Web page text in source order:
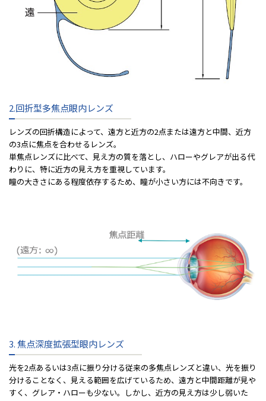
2.回折型多焦点眼内レンズ
レンズの回折構造によって、遠⽅と近⽅の2点または遠⽅と中間、近⽅
の3点に焦点を合わせるレンズ。
単焦点レンズに⽐べて、⾒え⽅の質を落とし、ハローやグレアが出る代
わりに、特に近⽅の⾒え⽅を重視しています。
瞳の⼤きさにある程度依存するため、瞳が⼩さい⽅には不向きです。
3. 焦点深度拡張型眼内レンズ
光を2点あるいは3点に振り分ける従来の多焦点レンズと違い、光を振り
分けることなく、⾒える範囲を広げているため、遠⽅と中間距離が⾒や
すく、グレア・ハローも少ない。しかし、近⽅の⾒え⽅は少し弱いた